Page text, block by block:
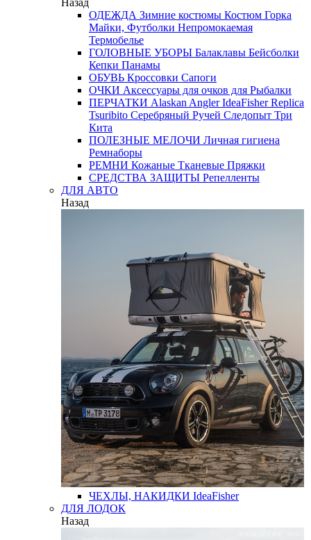
Назад
ОДЕЖДА Зимние костюмы Костюм Горка
Майки, Футболки Непромокаемая
Термобелье
ГОЛОВНЫЕ УБОРЫ Балаклавы Бейсболки
Кепки Панамы
ОБУВЬ Кроссовки Сапоги
ОЧКИ Аксессуары для очков для Рыбалки
ПЕРЧАТКИ Alaskan AnglerIdeaFisherReplica
Tsuribito Серебряный Ручей Следопыт Три
Кита
ПОЛЕЗНЫЕ МЕЛОЧИ Личная гигиена
Ремнаборы
РЕМНИ Кожаные Тканевые Пряжки
СРЕДСТВА ЗАЩИТЫ Репелленты
ДЛЯ АВТО
Назад
ЧЕХЛЫ, НАКИДКИ IdeaFisher
ДЛЯ ЛОДОК
Назад